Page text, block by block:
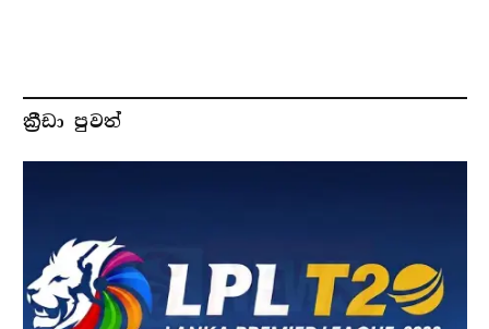
ක්‍රීඩා පුවත්